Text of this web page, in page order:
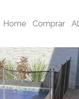
Home Comprar